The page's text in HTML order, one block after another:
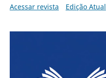
Acessar revista
Edição Atual